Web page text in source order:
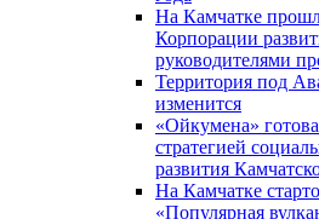
На Камчатке
Корпорации
руководителями
Территория под
изменится
«Ойкумена»
стратегией
развития
На Камчатке
«Популярная